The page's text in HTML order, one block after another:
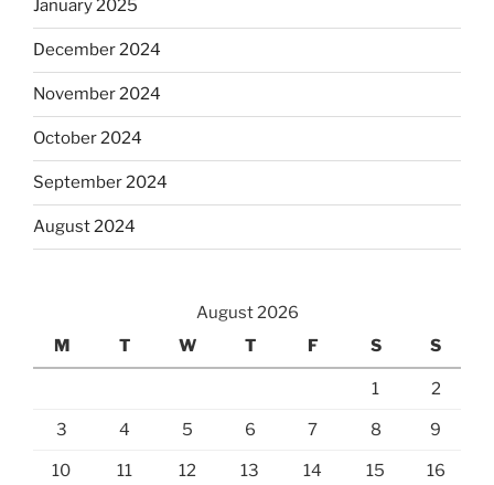
January 2025
December 2024
November 2024
October 2024
September 2024
August 2024
August 2026
M
T W T F S S
1 2
3 4 5 6 7 8 9
10 11 12 13 14 15 16